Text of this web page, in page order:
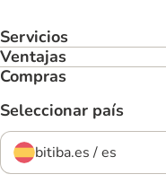
Servicios
Ventajas
Compras
Seleccionar país
bitiba.es / es